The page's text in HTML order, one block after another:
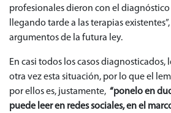
profesionales dieron con el
llegando tarde a las terapias
argumentos de la futura ley.
En casi todos los casos diagnosticados,
otra vez esta situación, por lo que el
por ellos es, justamente, “ponelo en
puede leer en redes sociales, en el